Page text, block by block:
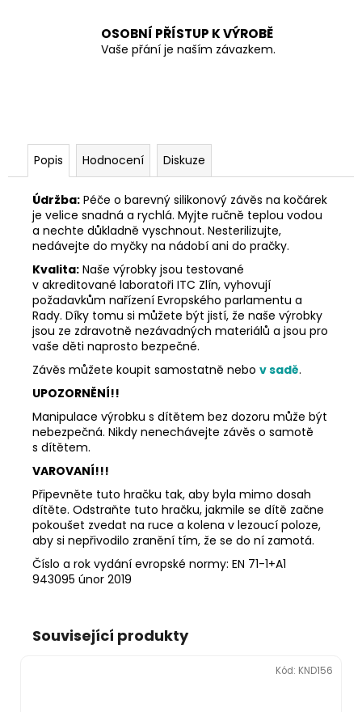
OSOBNÍ PŘÍSTUP K VÝROBĚ
Vaše přání je naším závazkem.
Popis Hodnocení Diskuze
Údržba: Péče o barevný silikonový závěs na kočárek
je velice snadná a rychlá. Myjte ručně teplou vodou
a nechte důkladně vyschnout. Nesterilizujte,
nedávejte do myčky na nádobí ani do pračky.
Kvalita: Naše výrobky jsou testované
v akreditované laboratoři ITC Zlín, vyhovují
požadavkům nařízení Evropského parlamentu a
Rady. Díky tomu si můžete být jistí, že naše výrobky
jsou ze zdravotně nezávadných materiálů a jsou pro
vaše děti naprosto bezpečné.
Závěs můžete koupit samostatně nebo v sadě.
UPOZORNĚNÍ!!
Manipulace výrobku s dítětem bez dozoru může být
nebezpečná. Nikdy nenechávejte závěs o samotě
s dítětem.
VAROVANÍ!!!
Připevněte tuto hračku tak, aby byla mimo dosah
dítěte. Odstraňte tuto hračku, jakmile se dítě začne
pokoušet zvedat na ruce a kolena v lezoucí poloze,
aby si nepřivodilo zranění tím, že se do ní zamotá.
Číslo a rok vydání evropské normy: EN 71-1+A1
943095 únor 2019
Související produkty
Kód: KND156